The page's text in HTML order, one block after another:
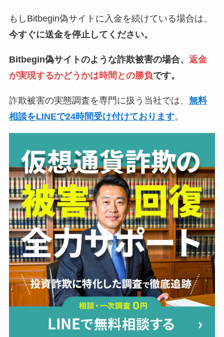
もしBitbegin偽サイトに入金を続けている場合は、
今すぐに送金を停止してください。
Bitbegin偽サイトのような詐欺被害の場合、 返金
が実現するかどうかは時間との勝負です。
詐欺被害の実態調査を専門に扱う当社では、 無料
相談をLINEで24時間受け付けております。